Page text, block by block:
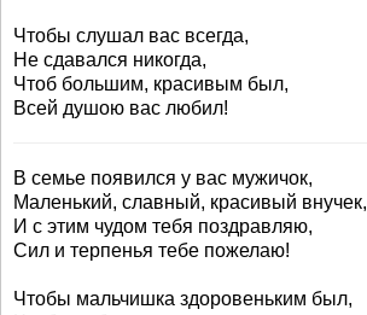
Чтобы слушал вас всегда,
Не сдавался никогда,
Чтоб большим, красивым был,
Всей душою вас любил!
В семье появился у вас мужичок,
Маленький, славный, красивый внучек,
И с этим чудом тебя поздравляю,
Сил и терпенья тебе пожелаю!
Чтобы мальчишка здоровеньким был,